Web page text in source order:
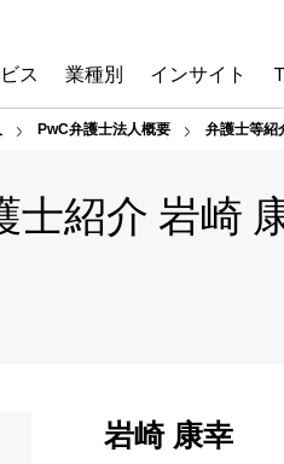
ス 業種別 インサイト
PwC弁護士法人概要 弁護士等紹
士紹介 岩崎
岩崎 康幸